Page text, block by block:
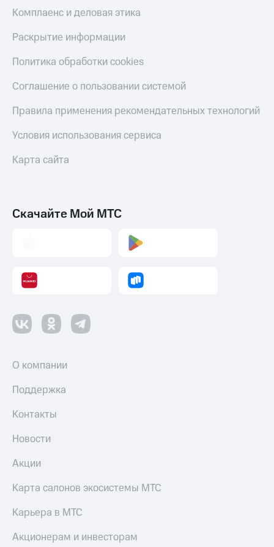
Комплаенс и деловая этика
Раскрытие информации
Политика обработки cookies
Соглашение о пользовании системой
Правила применения рекомендательных технологий
Условия использования сервиса
Карта сайта
Скачайте Мой МТС
О компании
Поддержка
Контакты
Новости
Акции
Карта салонов экосистемы МТС
Карьера в МТС
Акционерам и инвесторам